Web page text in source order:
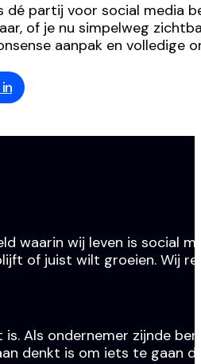
dé partij voor social media
of je nu simpelweg
aanpak en volledige
waarin wij leven is social
of juist wilt groeien. Wij
is. Als ondernemer zijnde
denkt is om iets te gaan